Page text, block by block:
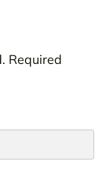
Required